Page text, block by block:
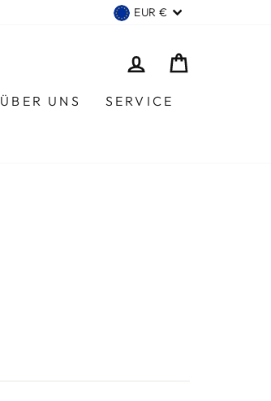
WÄHRUNG
EUR €
EINLOGGEN
ÜBER UNS
SERVICE